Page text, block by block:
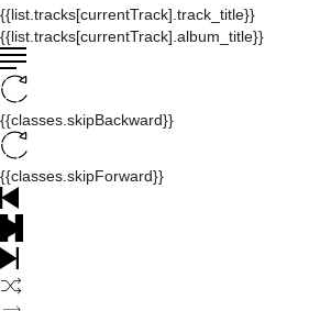
{{list.tracks[currentTrack].track_title}}
{{list.tracks[currentTrack].album_title}}
{{classes.skipBackward}}
{{classes.skipForward}}